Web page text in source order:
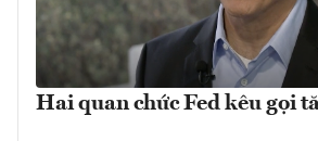
Hai quan chức Fed kêu gọi